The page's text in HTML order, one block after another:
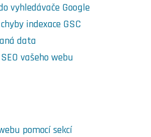
vyhledávače Google
indexace GSC
data
vašeho webu
pomocí sekcí